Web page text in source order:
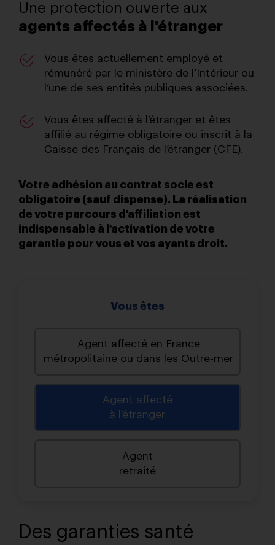
Une protection ouverte aux
agents affectés à l'étranger
Vous êtes actuellement employé et
rémunéré par le ministère de l’Intérieur ou
l’une de ses entités publiques associées.
Vous êtes affecté à l’étranger et êtes
affilié au régime obligatoire ou inscrit à la
Caisse des Français de l’étranger (CFE).
Votre adhésion au contrat socle est
obligatoire (sauf dispense). La réalisation
de votre parcours d'affiliation est
indispensable à l'activation de votre
garantie pour vous et vos ayants droit.
Vous êtes
Agent affecté en France
métropolitaine ou dans les Outre-mer
Agent affecté
à l’étranger
Agent
retraité
Des garanties santé